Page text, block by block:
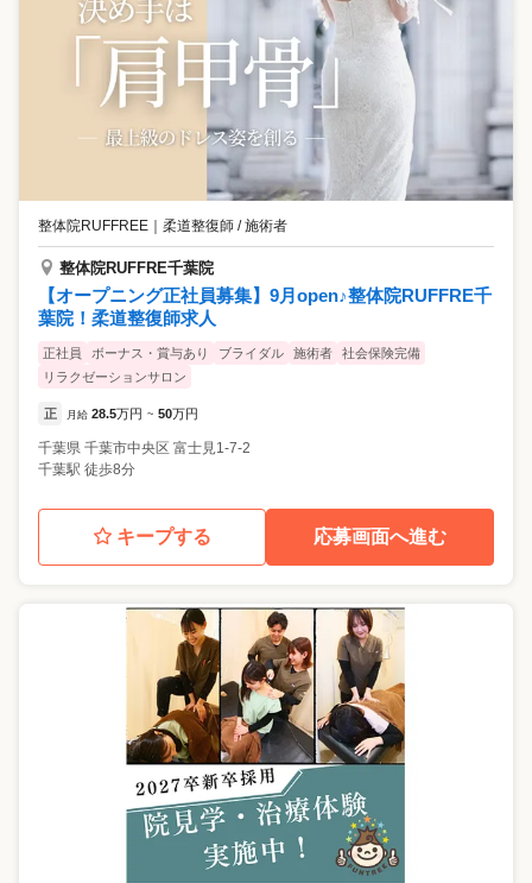
整体院RUFFREE 柔道整復師 / 施術者
整体院RUFFRE千葉院
【オープニング正社員募集】9月open♪整体院RUFFRE千
葉院！柔道整復師求人
正社員 ボーナス・賞与あり ブライダル 施術者
社会保険完備
リラクゼーションサロン
正 月給 28.5万円 ~ 50万円
千葉県 千葉市中央区 富士見1-7-2
千葉駅 徒歩8分
キープする 応募画面へ進む